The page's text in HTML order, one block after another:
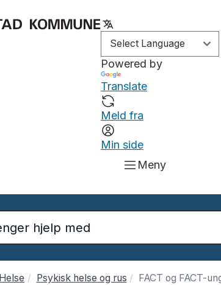
Powered by
Translate
Meld fra
Min side
Meny
Helse Psykisk helse og rus FACT og FACT-